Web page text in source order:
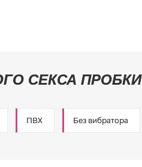
СЕКСА ПРОБКИ
ПВХ Без вибратора